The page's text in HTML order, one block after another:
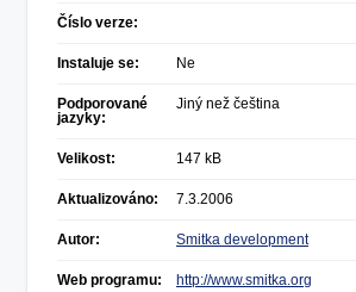
Číslo verze:
Instaluje se: Ne
Podporované
jazyky:
Jiný než čeština
Velikost: 147 kB
Aktualizováno: 7.3.2006
Autor: Smitka development
Web programu: http://www.smitka.org